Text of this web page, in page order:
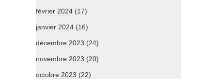
février 2024 (17)
janvier 2024 (16)
décembre 2023 (24)
novembre 2023 (20)
octobre 2023 (22)